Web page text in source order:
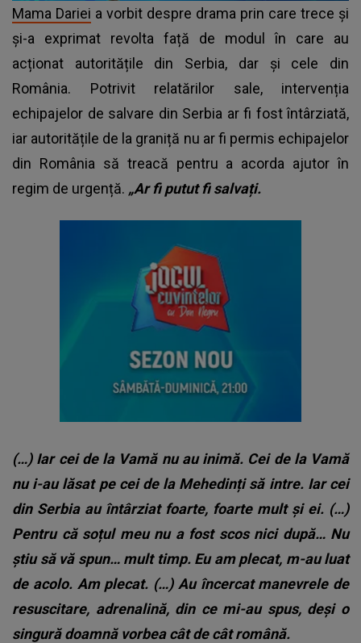
Mama Dariei a vorbit despre drama prin care trece și
și-a exprimat revolta față de modul în care au
acționat autoritățile din Serbia, dar și cele din
România. Potrivit relatărilor sale, intervenția
echipajelor de salvare din Serbia ar fi fost întârziată,
iar autoritățile de la graniță nu ar fi permis echipajelor
din România să treacă pentru a acorda ajutor în
regim de urgență. „Ar fi putut fi salvați.
(…) Iar cei de la Vamă nu au inimă. Cei de la Vamă
nu i-au lăsat pe cei de la Mehedinți să intre. Iar cei
din Serbia au întârziat foarte, foarte mult și ei. (…)
Pentru că soțul meu nu a fost scos nici după… Nu
știu să vă spun… mult timp. Eu am plecat, m-au luat
de acolo. Am plecat. (…) Au încercat manevrele de
resuscitare, adrenalină, din ce mi-au spus, deși o
singură doamnă vorbea cât de cât română.